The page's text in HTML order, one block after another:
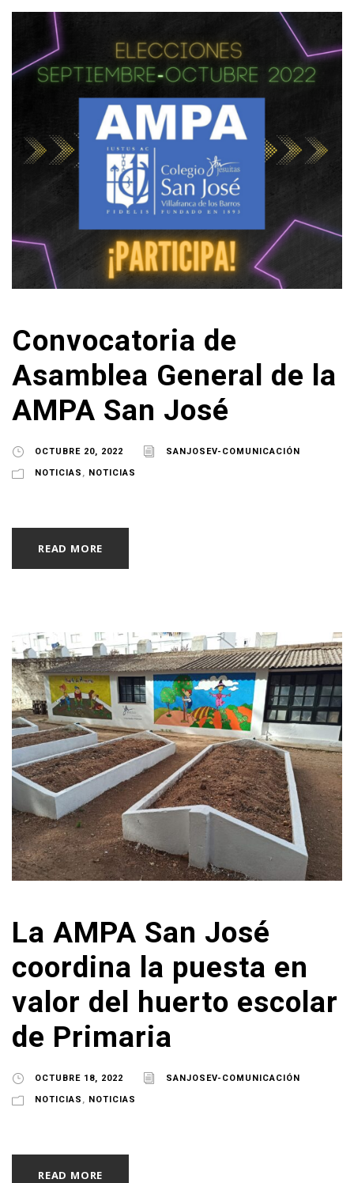
Convocatoria de
Asamblea General de la
AMPA San José
OCTUBRE 20, 2022 SANJOSEV-COMUNICACIÓN
NOTICIAS , NOTICIAS
READ MORE
La AMPA San José
coordina la puesta en
valor del huerto escolar
de Primaria
OCTUBRE 18, 2022 SANJOSEV-COMUNICACIÓN
NOTICIAS NOTICIAS
READ MORE